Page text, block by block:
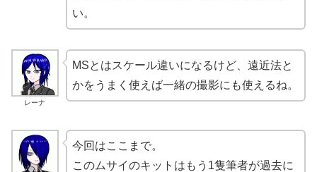
い。
レーナ
MSとはスケール違いになるけど、遠近法と
かをうまく使えば一緒の撮影にも使えるね。
今回はここまで。
このムサイのキットはもう1隻筆者が過去に